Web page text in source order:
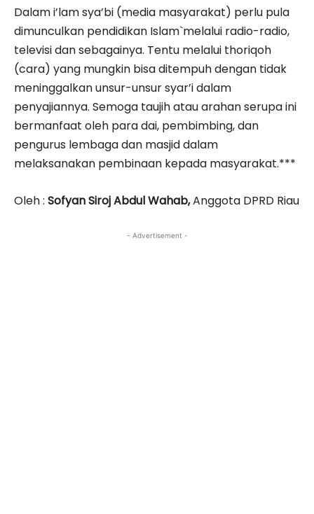
Dalam i’lam sya’bi (media masyarakat) perlu pula
dimunculkan pendidikan Islam`melalui radio-radio,
televisi dan sebagainya. Tentu melalui thoriqoh
(cara) yang mungkin bisa ditempuh dengan tidak
meninggalkan unsur-unsur syar’i dalam
penyajiannya. Semoga taujih atau arahan serupa ini
bermanfaat oleh para dai, pembimbing, dan
pengurus lembaga dan masjid dalam
melaksanakan pembinaan kepada masyarakat.***
Oleh : Sofyan Siroj Abdul Wahab,Anggota DPRD Riau
- Advertisement -